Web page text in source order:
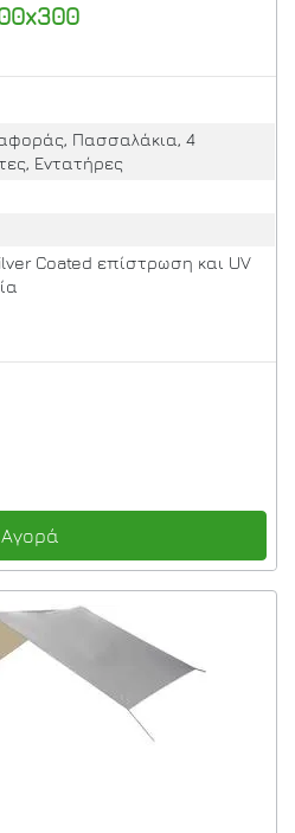
Πασσαλάκια, 4
Εντατήρες
Coated επίστρωση και UV
Αγορά